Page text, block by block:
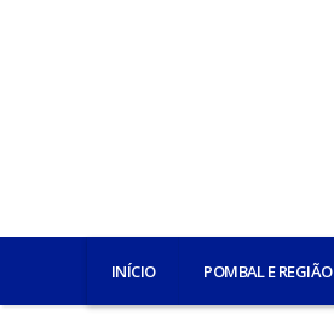
INÍCIO POMBAL E REGIÃO